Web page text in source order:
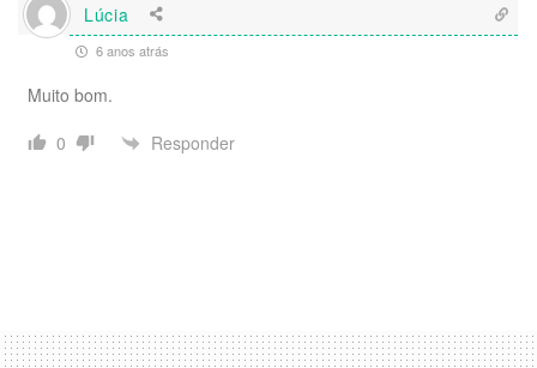
Lúcia
6 anos atrás
Muito bom.
0
Responder